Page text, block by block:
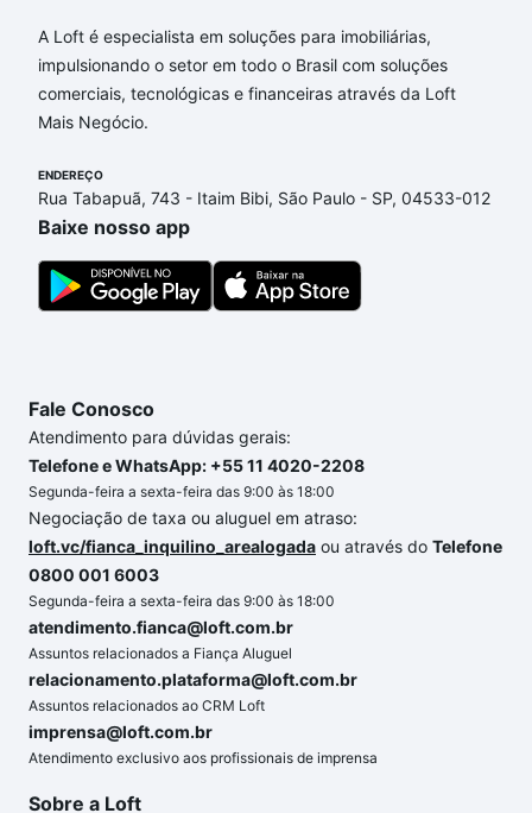
Bocaiúva Nova, Campinas, SP que custam a partir
de R$ 0 e com nossas opções de financiamento
imobiliário as parcelas podem se adequar ao seu
orçamento. Se ainda tem alguma dúvida dos custos
portal quanto custa comprar um apartamento
conte com a gente para comprar o imóvel dos seus
sonhos com segurança e conforto. Loft, com você
até as chaves.
A Loft é especialista em soluções para imobiliárias,
impulsionando o setor em todo o Brasil com soluções
comerciais, tecnológicas e financeiras através da Loft
Mais Negócio.
ENDEREÇO
Rua Tabapuã, 743 - Itaim Bibi, São Paulo - SP, 04533-012
Baixe nosso app
Fale Conosco
Atendimento para dúvidas gerais:
Telefone e WhatsApp: +55 11 4020-2208
Segunda-feira a sexta-feira das 9:00 às 18:00
Negociação de taxa ou aluguel em atraso:
loft.vc/fianca_inquilino_arealogada ou através do Telefone
0800 001 6003
Segunda-feira a sexta-feira das 9:00 às 18:00
atendimento.fianca@loft.com.br
Assuntos relacionados a Fiança Aluguel
relacionamento.plataforma@loft.com.br
Assuntos relacionados ao CRM Loft
imprensa@loft.com.br
Atendimento exclusivo aos profissionais de imprensa
Sobre a Loft